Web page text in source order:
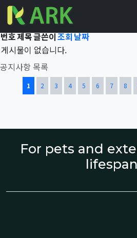
Total 41,847건1 페이지
공지사항 목록
번호제목글쓴이조회날짜
게시물이 없습니다.
열린
1 페이지
2
페이지3페이지4
페이지5페이지6
페이지7
페이지8
페이
For pets and